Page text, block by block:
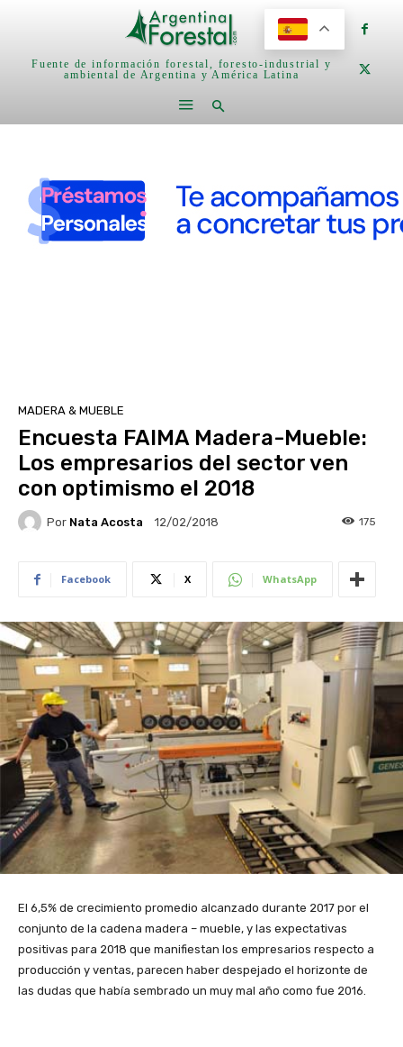
Fuente de información forestal, foresto-industrial y
ambiental de Argentina y América Latina
MADERA & MUEBLE
Encuesta FAIMA Madera-Mueble:
Los empresarios del sector ven
con optimismo el 2018
Por Nata Acosta 12/02/2018 175
Facebook X WhatsApp
El 6,5% de crecimiento promedio alcanzado durante 2017 por el
conjunto de la cadena madera – mueble, y las expectativas
positivas para 2018 que manifiestan los empresarios respecto a
producción y ventas, parecen haber despejado el horizonte de
las dudas que había sembrado un muy mal año como fue 2016.